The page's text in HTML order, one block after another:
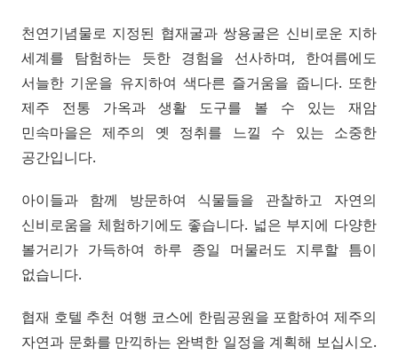
천연기념물로 지정된 협재굴과 쌍용굴은 신비로운 지하
세계를 탐험하는 듯한 경험을 선사하며, 한여름에도
서늘한 기운을 유지하여 색다른 즐거움을 줍니다. 또한
제주 전통 가옥과 생활 도구를 볼 수 있는 재암
민속마을은 제주의 옛 정취를 느낄 수 있는 소중한
공간입니다.
아이들과 함께 방문하여 식물들을 관찰하고 자연의
신비로움을 체험하기에도 좋습니다. 넓은 부지에 다양한
볼거리가 가득하여 하루 종일 머물러도 지루할 틈이
없습니다.
협재 호텔 추천 여행 코스에 한림공원을 포함하여 제주의
자연과 문화를 만끽하는 완벽한 일정을 계획해 보십시오.